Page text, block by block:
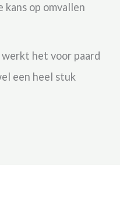
kans op omvallen
het voor paard
een heel stuk